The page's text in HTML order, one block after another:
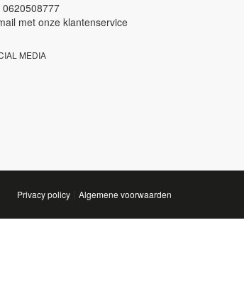
0620508777
met onze klantenservice
MEDIA
Privacy policy Algemene voorwaarden